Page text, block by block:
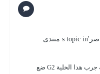
's topic in
منتدى
وعليكم السلام ورحمة الله تعالى وبركاته جرب هدا الخلية G2 ضع